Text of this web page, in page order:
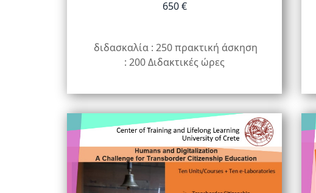
650 €
διδασκαλία : 250 πρακτική άσκηση
: 200 Διδακτικές ώρες